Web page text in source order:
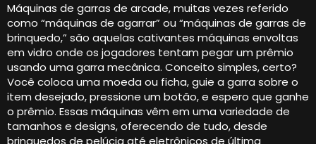
Máquinas de garras de arcade, muitas vezes referido
como “máquinas de agarrar” ou “máquinas de garras de
brinquedo,” são aquelas cativantes máquinas envoltas
em vidro onde os jogadores tentam pegar um prêmio
usando uma garra mecânica. Conceito simples, certo?
Você coloca uma moeda ou ficha, guie a garra sobre o
item desejado, pressione um botão, e espero que ganhe
o prêmio. Essas máquinas vêm em uma variedade de
tamanhos e designs, oferecendo de tudo, desde
brinquedos de pelúcia até eletrônicos de última